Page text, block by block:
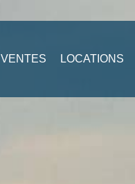
VENTES LOCATIONS